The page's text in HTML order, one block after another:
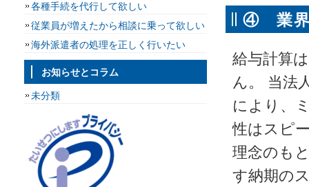
④ 業界
給与計算
ん。 当法
により、
性はスピ
理念のも
す納期の
各種手続を代行して欲しい
従業員が増えたから相談に乗って欲しい
海外派遣者の処理を正しく行いたい
お知らせとコラム
未分類